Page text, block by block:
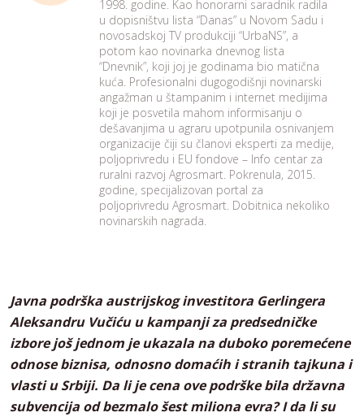
1998. godine. Kao honorarni saradnik radila
u dopisništvu lista “Danas” u Novom Sadu i
novosadskoj TV produkciji “UrbaNS”, a
potom kao novinarka dnevnog lista
“Dnevnik”, koji joj je godinama bio matična
kuća. Profesionalni dugogodišnji novinarski
angažman u štampanim i internet medijima
koji je posvetila mahom informisanju o
dešavanjima u agraru upotpunila osnivanjem
organizacije čiji su članovi eksperti za medije,
poljoprivredu i EU fondove – Info centar za
ruralni razvoj Agrosmart. Pokrenula, 2015.
godine, specijalizovan portal za
poljoprivredu Agrosmart. Dobitnica nekoliko
novinarskih nagrada.
Javna podrška austrijskog investitora Gerlingera
Aleksandru Vučiću u kampanji za predsedničke
izbore još jednom je ukazala na duboko poremećene
odnose biznisa, odnosno domaćih i stranih tajkuna i
vlasti u Srbiji. Da li je cena ove podrške bila državna
subvencija od bezmalo šest miliona evra? I da li su